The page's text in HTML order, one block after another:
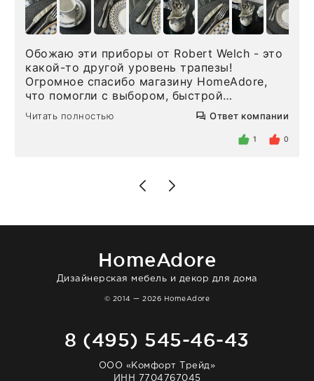
Обожаю эти приборы от Robert Welch - это
какой-то другой уровень трапезы!
Огромное спасибо магазину HomeAdore,
что помогли с выбором, быстрой
доставкой и высоким сервисом. Один раз
была здесь лично, забирала чайные ложки,
внутри очень много антикварной посуды,
Позже заказывала остальные приборы -
доставили сдэком на следующий день к
отвечает очень быстро. Взаимодействием
Читать полностью Ответ компании
1 0
HomeAdore
Дизайнерская мебель и декор для дома
© 2014 — 2026 HomeAdore
8 (495) 545-46-43
ООО «Комфорт Трейд»
ИНН 7704767045